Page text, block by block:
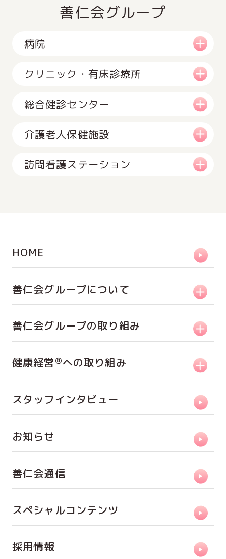
善仁会グループ
病院
クリニック・有床診療所
総合健診センター
介護老人保健施設
訪問看護ステーション
HOME
善仁会グループについて
善仁会グループの取り組み
健康経営®への取り組み
スタッフインタビュー
お知らせ
善仁会通信
スペシャルコンテンツ
採用情報